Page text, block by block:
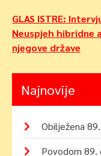
Navigacija
objava
GLAS ISTRE:
Neuspjeh hibridne
njegove države
Najnovije
Obilježena
Povodom 89.